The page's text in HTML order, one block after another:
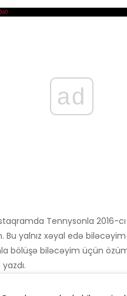
ad
Tennysonla 2016-cı
Bu yalnız xəyal edə
bölüşə biləcəyim üçün